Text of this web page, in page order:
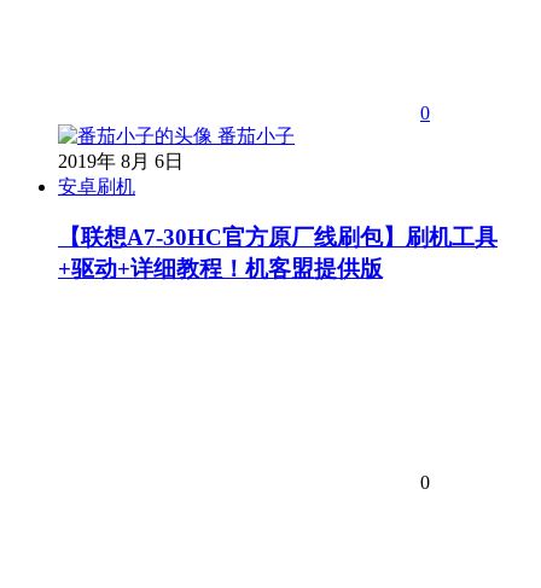
0
番茄小子
2019年 8月 6日
安卓刷机
【联想A7-30HC官方原厂线刷包】刷机工具
+驱动+详细教程！机客盟提供版
0